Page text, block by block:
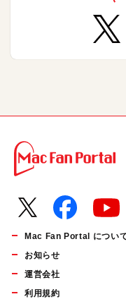
Mac Fan Portal につい
お知らせ
運営会社
利用規約